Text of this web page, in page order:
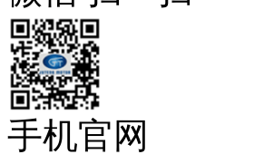
手机官网